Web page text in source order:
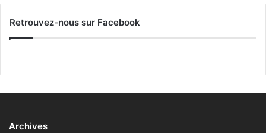
Retrouvez-nous sur Facebook
Archives